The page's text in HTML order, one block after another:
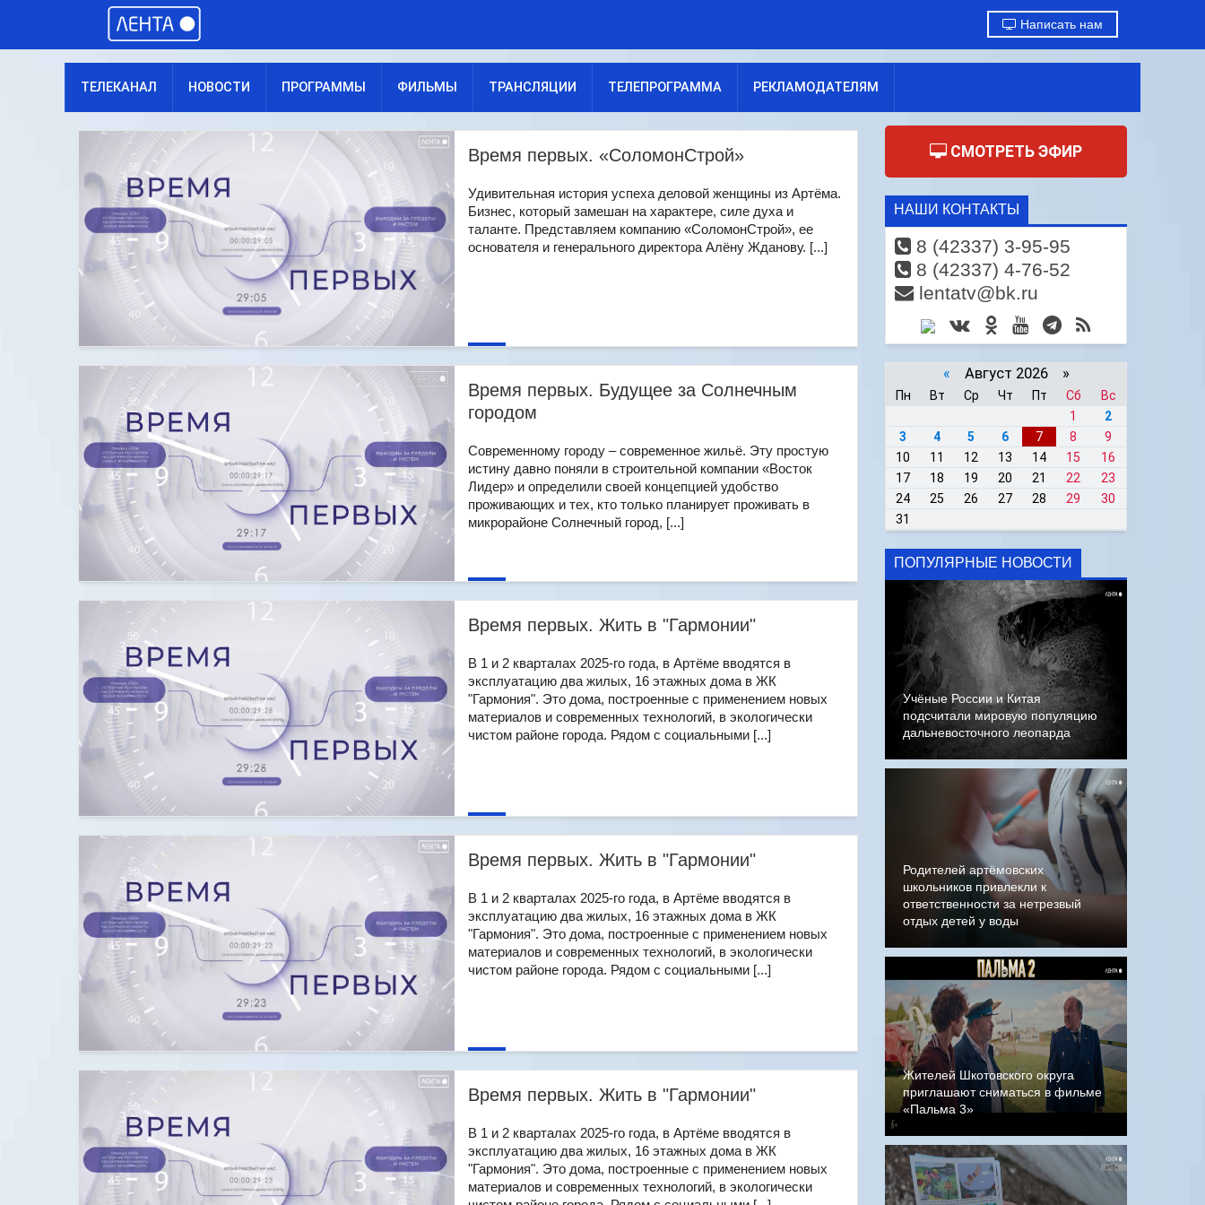
Написать нам
ТЕЛЕКАНАЛ НОВОСТИ ПРОГРАММЫ ФИЛЬМЫ ТРАНСЛЯЦИИ ТЕЛЕПРОГРАММА РЕКЛАМОДАТЕЛЯМ
Время первых. «СоломонСтрой»
Удивительная история успеха деловой женщины из Артёма.
Бизнес, который замешан на характере, силе духа и
таланте. Представляем компанию «СоломонСтрой», ее
основателя и генерального директора Алёну Жданову. [...]
Время первых. Будущее за Солнечным
городом
Современному городу – современное жильё. Эту простую
истину давно поняли в строительной компании «Восток
Лидер» и определили своей концепцией удобство
проживающих и тех, кто только планирует проживать в
микрорайоне Солнечный город, [...]
Время первых. Жить в "Гармонии"
В 1 и 2 кварталах 2025-го года, в Артёме вводятся в
эксплуатацию два жилых, 16 этажных дома в ЖК
"Гармония". Это дома, построенные с применением новых
материалов и современных технологий, в экологически
чистом районе города. Рядом с социальными [...]
Время первых. Жить в "Гармонии"
В 1 и 2 кварталах 2025-го года, в Артёме вводятся в
эксплуатацию два жилых, 16 этажных дома в ЖК
"Гармония". Это дома, построенные с применением новых
материалов и современных технологий, в экологически
чистом районе города. Рядом с социальными [...]
Время первых. Жить в "Гармонии"
В 1 и 2 кварталах 2025-го года, в Артёме вводятся в
эксплуатацию два жилых, 16 этажных дома в ЖК
"Гармония". Это дома, построенные с применением новых
материалов и современных технологий, в экологически
СМОТРЕТЬ ЭФИР
НАШИ КОНТАКТЫ
8 (42337) 3-95-95
8 (42337) 4-76-52
lentatv@bk.ru
« Август 2026 »
Пн Вт Ср Чт Пт Сб
Вс
1
2
3
4 5 6 7 8
9
10
11 12 13 14 15
16
17
18 19 20 21 22
23
24
25 26 27 28 29
30
31
ПОПУЛЯРНЫЕ НОВОСТИ
Учёные России и Китая
подсчитали мировую популяцию
дальневосточного леопарда
Родителей артёмовских
школьников привлекли к
ответственности за нетрезвый
отдых детей у воды
Жителей Шкотовского округа
приглашают сниматься в фильме
«Пальма 3»